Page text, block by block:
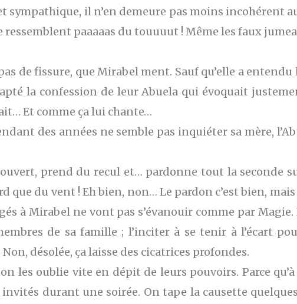
sympathique, il n’en demeure pas moins incohérent
ressemblent paaaaas du touuuut ! Même les faux
de fissure, que Mirabel ment. Sauf qu’elle a
la confession de leur Abuela qui évoquait
Et comme ça lui chante…
des années ne semble pas inquiéter sa mère,
prend du recul et… pardonne tout la seconde
que du vent ! Eh bien, non… Le pardon c’est bien,
à Mirabel ne vont pas s’évanouir comme par
de sa famille ; l’inciter à se tenir à l’écart
désolée, ça laisse des cicatrices profondes.
les oublie vite en dépit de leurs pouvoirs. Parce
durant une soirée. On tape la causette